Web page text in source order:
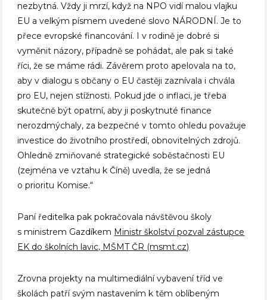
nezbytná. Vždy ji mrzí, když na NPO vidí malou vlajku
EU a velkým písmem uvedené slovo NÁRODNÍ. Je to
přece evropské financování. I v rodině je dobré si
vyměnit názory, případně se pohádat, ale pak si také
říci, že se máme rádi. Závěrem proto apelovala na to,
aby v dialogu s občany o EU častěji zaznívala i chvála
pro EU, nejen stížnosti. Pokud jde o inflaci, je třeba
skutečně být opatrní, aby ji poskytnuté finance
nerozdmýchaly, za bezpečné v tomto ohledu považuje
investice do životního prostředí, obnovitelných zdrojů.
Ohledně zmiňované strategické soběstačnosti EU
(zejména ve vztahu k Číně) uvedla, že se jedná
o prioritu Komise.“
Paní ředitelka pak pokračovala návštěvou školy
s ministrem Gazdíkem Ministr školství pozval zástupce
EK do školních lavic, MŠMT ČR (msmt.cz)
Zrovna projekty na multimediální vybavení tříd ve
školách patří svým nastavením k těm oblíbeným